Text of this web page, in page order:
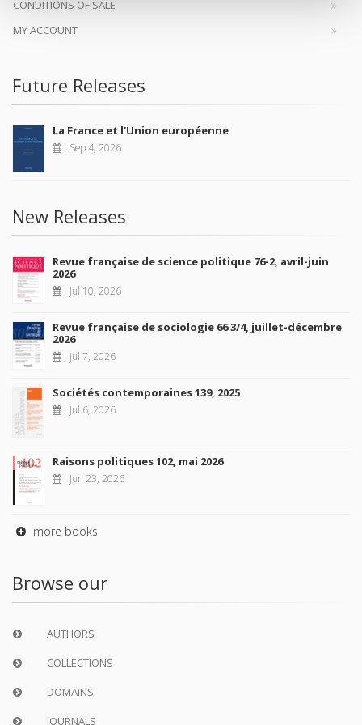
CONDITIONS OF SALE
MY ACCOUNT
Future Releases
La France et l'Union européenne
Sep 4, 2026
New Releases
Revue française de science politique 76-2, avril-juin
2026
Jul 10, 2026
Revue française de sociologie 66 3/4, juillet-décembre
2026
Jul 7, 2026
Sociétés contemporaines 139, 2025
Jul 6, 2026
Raisons politiques 102, mai 2026
Jun 23, 2026
more books
Browse our
AUTHORS
COLLECTIONS
DOMAINS
JOURNALS